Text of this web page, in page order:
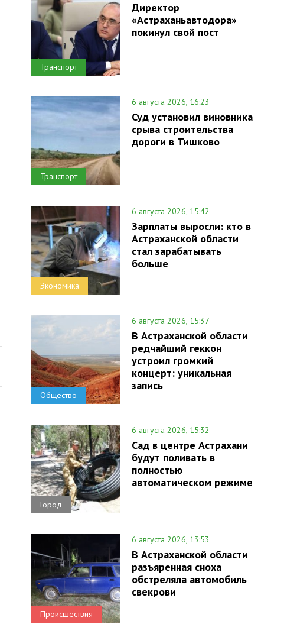
Транспорт
Директор
«Астраханьавтодора»
покинул свой пост
Транспорт
6 августа 2026, 16:23
Суд установил виновника
срыва строительства
дороги в Тишково
Экономика
6 августа 2026, 15:42
Зарплаты выросли: кто в
Астраханской области
стал зарабатывать
больше
Общество
6 августа 2026, 15:37
В Астраханской области
редчайший геккон
устроил громкий
концерт: уникальная
запись
Город
6 августа 2026, 15:32
Сад в центре Астрахани
будут поливать в
полностью
автоматическом режиме
Происшествия
6 августа 2026, 13:53
В Астраханской области
разъяренная сноха
обстреляла автомобиль
свекрови